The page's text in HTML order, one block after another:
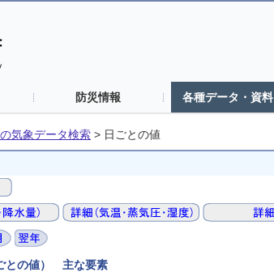
防災情報 各種データ・資料
気象データ検索 > 日ごとの値
との値） 主な要素